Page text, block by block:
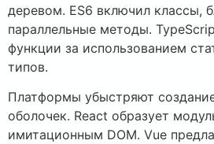
деревом. ES6 включил классы,
параллельные методы.
функции за использованием
типов.
Платформы убыстряют
оболочек. React образует
имитационным DOM. Vue